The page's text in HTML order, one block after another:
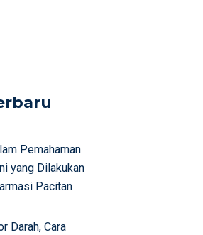
Pemahaman
yang Dilakukan
Pacitan
Darah, Cara